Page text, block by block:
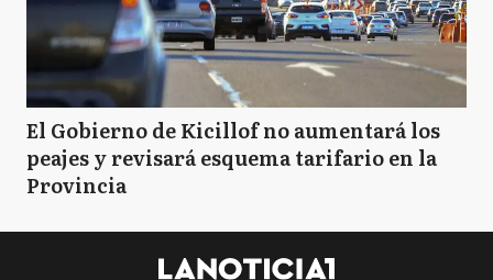
El Gobierno de Kicillof no aumentará los
peajes y revisará esquema tarifario en la
Provincia